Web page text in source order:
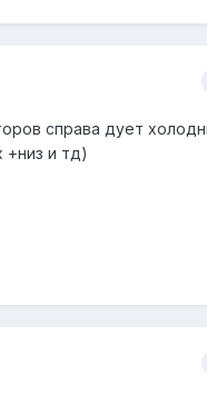
справа дует
+низ и тд)